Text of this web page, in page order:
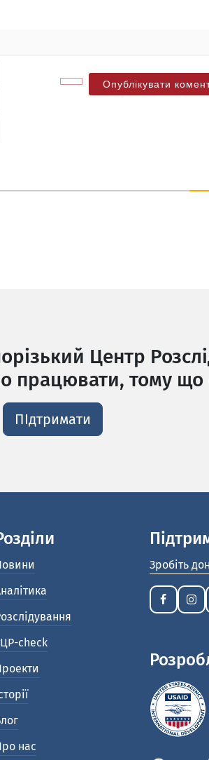
Центр
працювати, тому що
ПІдтримати
check
нас
Зробіть